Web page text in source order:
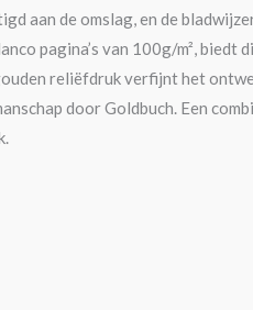
aan de omslag, en de
pagina’s van 100g/m², biedt
reliëfdruk verfijnt het
door Goldbuch. Een